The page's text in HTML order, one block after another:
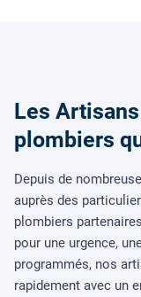
Les
plombiers
Depuis de
auprès des
plombiers
pour une urgence,
programmés, nos
rapidement avec un